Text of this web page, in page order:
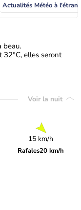
beau.
elles seront
Voir la nuit
15 km/h
Rafales20 km/h